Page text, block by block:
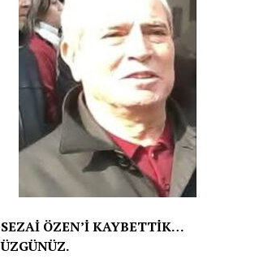
SEZAİ ÖZEN’İ KAYBETTİK…
ÜZGÜNÜZ.